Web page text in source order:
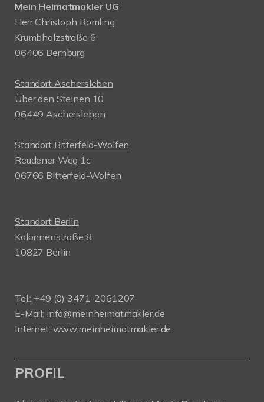
Mein Heimatmakler UG
Herr Christoph Römling
Krumbholzstraße 6
06406 Bernburg
Standort Aschersleben
Über den Steinen 10
06449 Aschersleben
Standort Bitterfeld-Wolfen
Reudener Weg 1c
06766 Bitterfeld-Wolfen
Standort Berlin
Kolonnenstraße 8
10827 Berlin
Tel.: +49 (0) 3471-2061207
E-Mail: info@meinheimatmakler.de
Internet: www.meinheimatmakler.de
PROFIL